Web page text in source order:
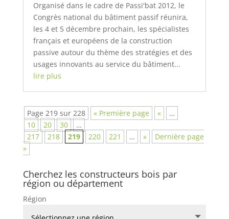
Organisé dans le cadre de Passi'bat 2012, le
Congrès national du bâtiment passif réunira,
les 4 et 5 décembre prochain, les spécialistes
français et européens de la construction
passive autour du thème des stratégies et des
usages innovants au service du bâtiment...
lire plus
Page 219 sur 228 « Première page «
…
10
20 30
…
217
218 219 220 221 … »
Dernière page
»
Cherchez les constructeurs bois par
région ou département
Région